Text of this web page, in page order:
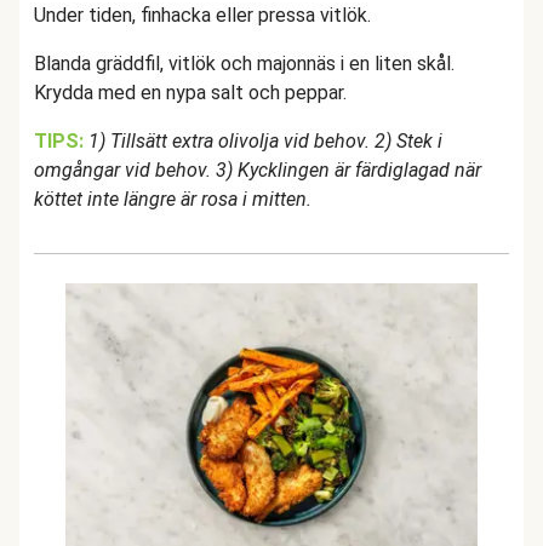
Under tiden, finhacka eller pressa vitlök.
Blanda gräddfil, vitlök och majonnäs i en liten skål.
Krydda med en nypa salt och peppar.
TIPS: 1) Tillsätt extra olivolja vid behov. 2) Stek i
omgångar vid behov. 3) Kycklingen är färdiglagad när
köttet inte längre är rosa i mitten.